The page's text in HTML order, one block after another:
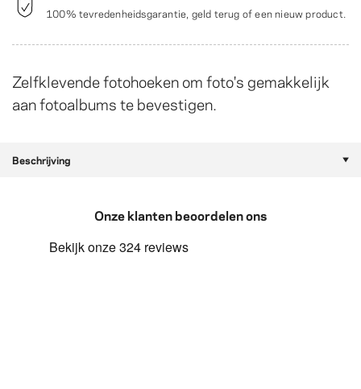
Zelfklevende fotohoeken om foto's gemakkelijk
aan fotoalbums te bevestigen.
100% tevredenheidsgarantie, geld terug of een nieuw product.
Beschrijving
Onze klanten beoordelen ons